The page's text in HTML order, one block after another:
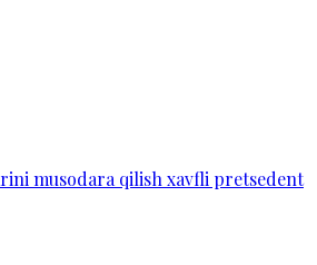
musodara qilish xavfli pretsedent